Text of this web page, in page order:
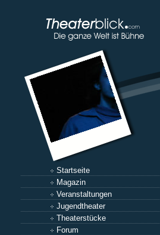
Startseite
Magazin
Veranstaltungen
Jugendtheater
Theaterstücke
Forum